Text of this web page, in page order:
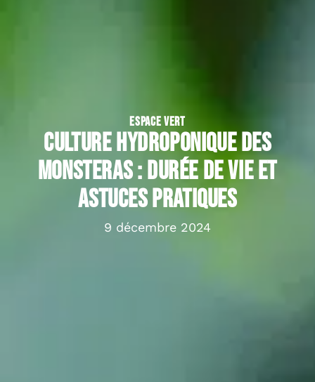
ESPACE VERT
Culture hydroponique des
Monsteras : durée de vie et
astuces pratiques
9 décembre 2024